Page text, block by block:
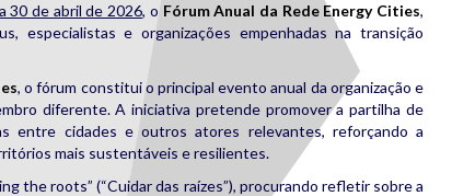
30 de abril de 2026, o Fórum Anual da Rede Energy Cities,
especialistas e organizações empenhadas na transição
, o fórum constitui o principal evento anual da organização e
diferente. A iniciativa pretende promover a partilha de
entre cidades e outros atores relevantes, reforçando a
mais sustentáveis e resilientes.
the roots” (“Cuidar das raízes”), procurando refletir sobre a